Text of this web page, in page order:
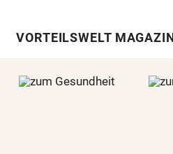
VORTEILSWELT